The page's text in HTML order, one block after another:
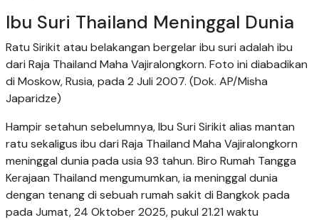
Ibu Suri Thailand Meninggal Dunia
Ratu Sirikit atau belakangan bergelar ibu suri adalah ibu
dari Raja Thailand Maha Vajiralongkorn. Foto ini diabadikan
di Moskow, Rusia, pada 2 Juli 2007. (Dok. AP/Misha
Japaridze)
Hampir setahun sebelumnya, Ibu Suri Sirikit alias mantan
ratu sekaligus ibu dari Raja Thailand Maha Vajiralongkorn
meninggal dunia pada usia 93 tahun. Biro Rumah Tangga
Kerajaan Thailand mengumumkan, ia meninggal dunia
dengan tenang di sebuah rumah sakit di Bangkok pada
pada Jumat, 24 Oktober 2025, pukul 21.21 waktu